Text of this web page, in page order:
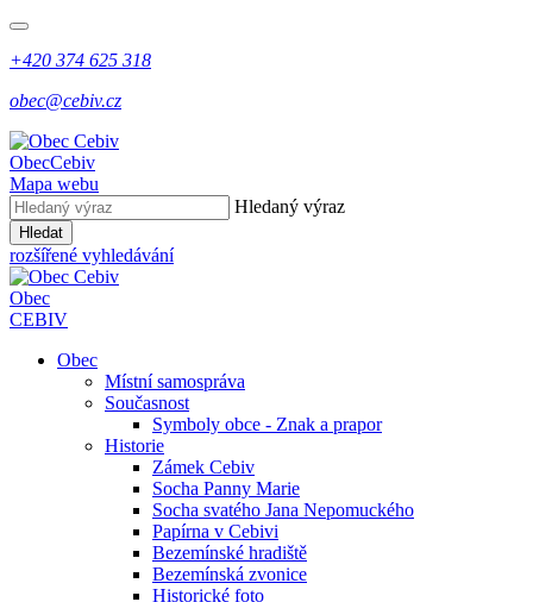
+420 374 625 318
obec@cebiv.cz
ObecCebiv
Mapa webu
Hledaný výraz
Hledat
rozšířené vyhledávání
Obec
CEBIV
Obec
Místní samospráva
Současnost
Symboly obce - Znak a prapor
Historie
Zámek Cebiv
Socha Panny Marie
Socha svatého Jana Nepomuckého
Papírna v Cebivi
Bezemínské hradiště
Bezemínská zvonice
Historické foto